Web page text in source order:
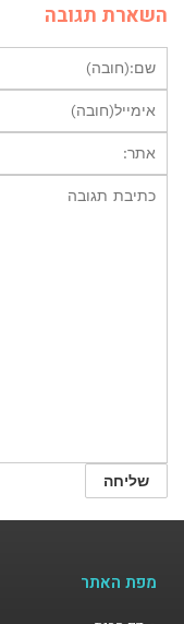
השארת תגובה
מפת האתר